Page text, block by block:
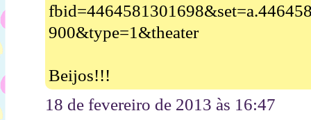
900&type=1&theater
Beijos!!!
18 de fevereiro de 2013 às 16:47